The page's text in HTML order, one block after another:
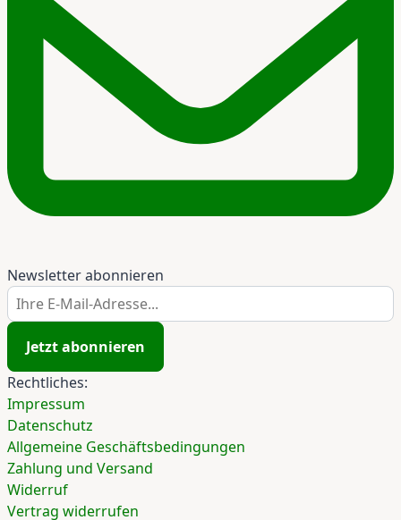
Newsletter abonnieren
Ihre E-Mail-Adresse...
Jetzt abonnieren
Rechtliches:
Impressum
Datenschutz
Allgemeine Geschäftsbedingungen
Zahlung und Versand
Widerruf
Vertrag widerrufen